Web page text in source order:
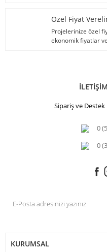
Özel Fiyat
Projelerinize özel
ekonomik fiyatlar
Sipariş ve
0
0
KURUMSAL